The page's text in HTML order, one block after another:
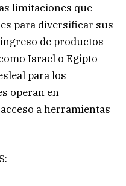
limitaciones que
para diversificar sus
de productos
Israel o Egipto
para los
operan en
a herramientas